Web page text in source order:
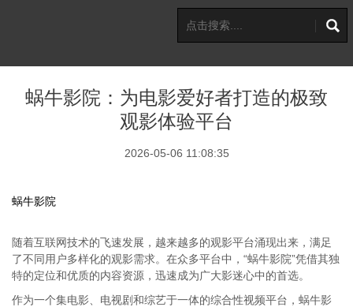
蜗牛影院：为电影爱好者打造的极致
观影体验平台
2026-05-06 11:08:35
蜗牛影院
随着互联网技术的飞速发展，越来越多的观影平台涌现出来，满足
了不同用户多样化的观影需求。在众多平台中，“蜗牛影院”凭借其独
特的定位和优质的内容资源，迅速成为广大影迷心中的首选。
作为一个集电影、电视剧和综艺于一体的综合性视频平台，蜗牛影